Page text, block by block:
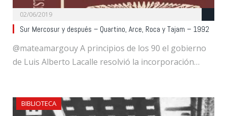
02/06/2019
Sur Mercosur y después – Quartino, Arce, Roca y Tajam – 1992
@mateamargouy A principios de los 90 el gobierno
de Luis Alberto Lacalle resolvió la incorporación…
BIBLIOTECA